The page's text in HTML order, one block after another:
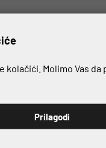
na naš
PRIJAVI SE
kolačići. Molimo Vas da
Prilagodi